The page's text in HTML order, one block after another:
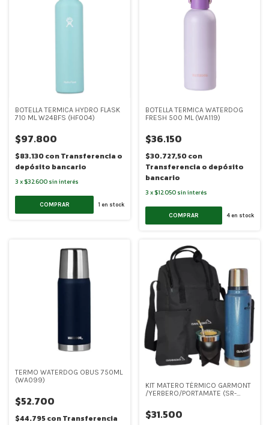
BOTELLA TERMICA HYDRO FLASK
710 ML W24BFS (HF004)
$97.800
$83.130conTransferencia o
depósito bancario
3 x $32.600 sin interés
COMPRAR 1 en stock
BOTELLA TERMICA WATERDOG
FRESH 500 ML (WA119)
$36.150
$30.727,50con
Transferencia o depósito
bancario
3 x $12.050 sin interés
COMPRAR 4 en stock
TERMO WATERDOG OBUS 750ML
(WA099)
$52.700
$44.795conTransferencia
KIT MATERO TÉRMICO GARMONT
/YERBERO/PORTAMATE (SR-
$31.500